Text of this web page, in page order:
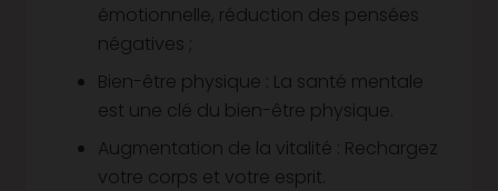
émotionnelle, réduction des pensées
négatives ;
Bien-être physique : La santé mentale
est une clé du bien-être physique.
Augmentation de la vitalité : Rechargez
votre corps et votre esprit.